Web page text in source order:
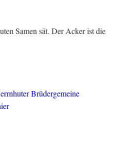
Samen sät. Der Acker ist die
Brüdergemeine